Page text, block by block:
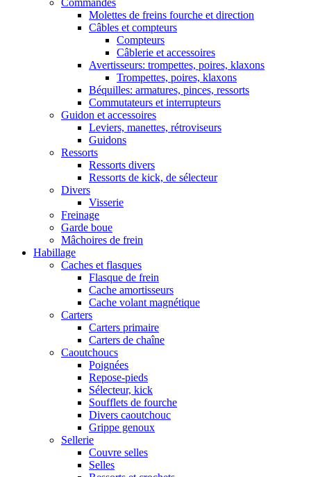
Commandes
Molettes de freins fourche et direction
Câbles et compteurs
Compteurs
Câblerie et accessoires
Avertisseurs: trompettes, poires, klaxons
Trompettes, poires, klaxons
Béquilles: armatures, pinces, ressorts
Commutateurs et interrupteurs
Guidon et accessoires
Leviers, manettes, rétroviseurs
Guidons
Ressorts
Ressorts divers
Ressorts de kick, de sélecteur
Divers
Visserie
Freinage
Garde boue
Mâchoires de frein
Habillage
Caches et flasques
Flasque de frein
Cache amortisseurs
Cache volant magnétique
Carters
Carters primaire
Carters de chaîne
Caoutchoucs
Poignées
Repose-pieds
Sélecteur, kick
Soufflets de fourche
Divers caoutchouc
Grippe genoux
Sellerie
Couvre selles
Selles